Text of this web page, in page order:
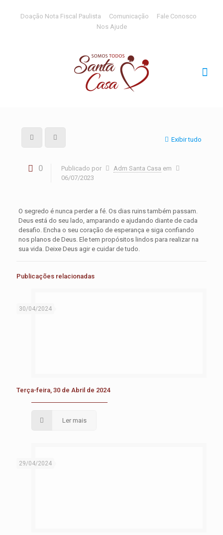
Doação Nota Fiscal Paulista Comunicação
Fale Conosco
Nos Ajude
Exibir tudo
0 Publicado por Adm Santa Casa em
06/07/2023
O segredo é nunca perder a fé. Os dias ruins também passam.
Deus está do seu lado, amparando e ajudando diante de cada
desafio. Encha o seu coração de esperança e siga confiando
nos planos de Deus. Ele tem propósitos lindos para realizar na
sua vida. Deixe Deus agir e cuidar de tudo.
Publicações relacionadas
30/04/2024
Terça-feira, 30 de Abril de 2024
Ler mais
29/04/2024